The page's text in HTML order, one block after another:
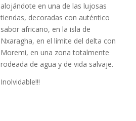
alojándote en una de las lujosas
tiendas, decoradas con auténtico
sabor africano, en la isla de
Nxaragha, en el límite del delta con
Moremi, en una zona totalmente
rodeada de agua y de vida salvaje.
Inolvidable!!!